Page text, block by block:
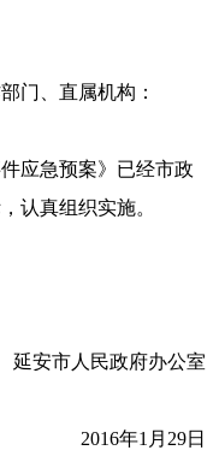
门、直属机构：
应急预案》已经市政
认真组织实施。
延安市人民政府办公室
2016年1月29日